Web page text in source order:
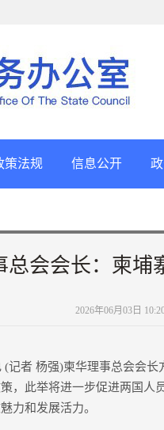
策法规 信息公开
总会会长：柬埔
2026年06月03日
者 杨强)柬华理事总会会长
，此举将进一步促进两国
力和发展活力。